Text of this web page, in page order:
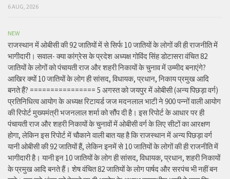
6 AUG, 2026
NEW
राजस्थान में ओबीसी की 92 जातियों में से सिर्फ 10 जातियों के लोगों की ही राजनीति में
भागीदारी। सवाल- क्या कांग्रेस के प्रदेश अध्यक्ष गोविंद सिंह डोटासरा वंचित 82
जातियों के लोगों को पंचायती राज और शहरी निकायों के चुनाव में उम्मीद बनाएंगे?
आखिर क्यों 10 जातियों के लोग ही सांसद, विधायक, प्रधान, निकाय प्रमुख आदि
बनते हैं? ================ 5 अगस्त को जयपुर में ओबीसी (अन्य पिछड़ा वर्ग)
प्रतिनिधित्व आयोग के अध्यक्ष रिटायर्ड जज मदनलाल भाटी ने 900 पन्नों वाली आयोग
की रिपोर्ट मुख्यमंत्री भजनलाल शर्मा को सौंप दी है। इस रिपोर्ट के आधार पर ही
पंचायती राज और शहरी निकायों के चुनावों में ओबीसी वर्ग के लिए सीटों का आरक्षण
होगा, लेकिन इस रिपोर्ट में चौकाने वाली बात यह है कि राजस्थान में अन्य पिछड़ा वर्ग
यानी ओबीसी की 92 जातियों हैं, लेकिन इनमें से 10 जातियों के लोगों की ही राजनीति में
भागीदारी है। यानी इन 10 जातियों के लोग ही सांसद, विधायक, प्रधान, शहरी निकायों
के प्रमुख आदि बनते हैं। शेष वंचित 82 जातियों के लोग पार्षद और सरपंच भी नहीं बन